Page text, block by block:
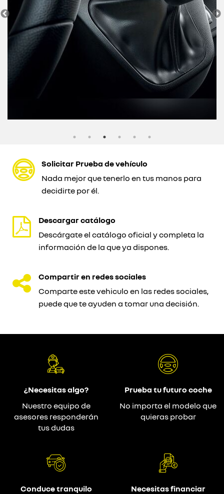
Solicitar Prueba de vehículo
Nada mejor que tenerlo en tus manos para
decidirte por él.
Descargar catálogo
Descárgate el catálogo oficial y completa la
información de la que ya dispones.
Compartir en redes sociales
Comparte este vehiculo en las redes sociales,
puede que te ayuden a tomar una decisión.
¿Necesitas algo?
Nuestro equipo de
asesores responderán
tus dudas
Prueba tu futuro coche
No importa el modelo que
quieras probar
Conduce tranquilo
Necesitas financiar